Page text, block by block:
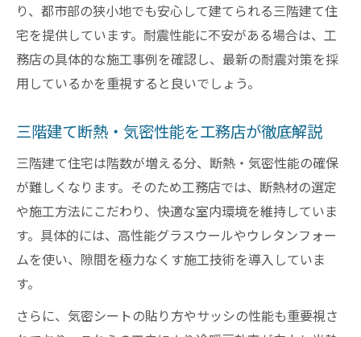
り、都市部の狭小地でも安心して建てられる三階建て住
宅を提供しています。耐震性能に不安がある場合は、工
務店の具体的な施工事例を確認し、最新の耐震対策を採
用しているかを重視すると良いでしょう。
三階建て断熱・気密性能を工務店が徹底解説
三階建て住宅は階数が増える分、断熱・気密性能の確保
が難しくなります。そのため工務店では、断熱材の選定
や施工方法にこだわり、快適な室内環境を維持していま
す。具体的には、高性能グラスウールやウレタンフォー
ムを使い、隙間を極力なくす施工技術を導入していま
す。
さらに、気密シートの貼り方やサッシの性能も重要視さ